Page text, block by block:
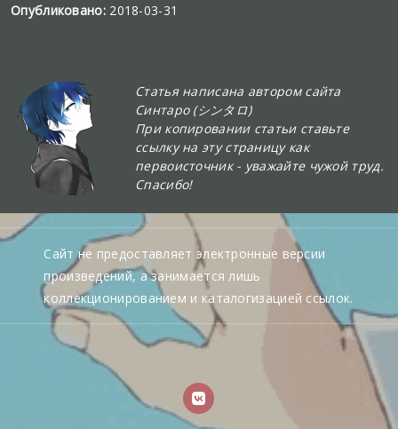
Опубликовано:2018-03-31
Статья написана автором сайта
Синтаро (シンタロ)
При копировании статьи ставьте
ссылку на эту страницу как
первоисточник - уважайте чужой труд.
Спасибо!
Сайт не предоставляет электронные версии
произведений, а занимается лишь
коллекционированием и каталогизацией ссылок.